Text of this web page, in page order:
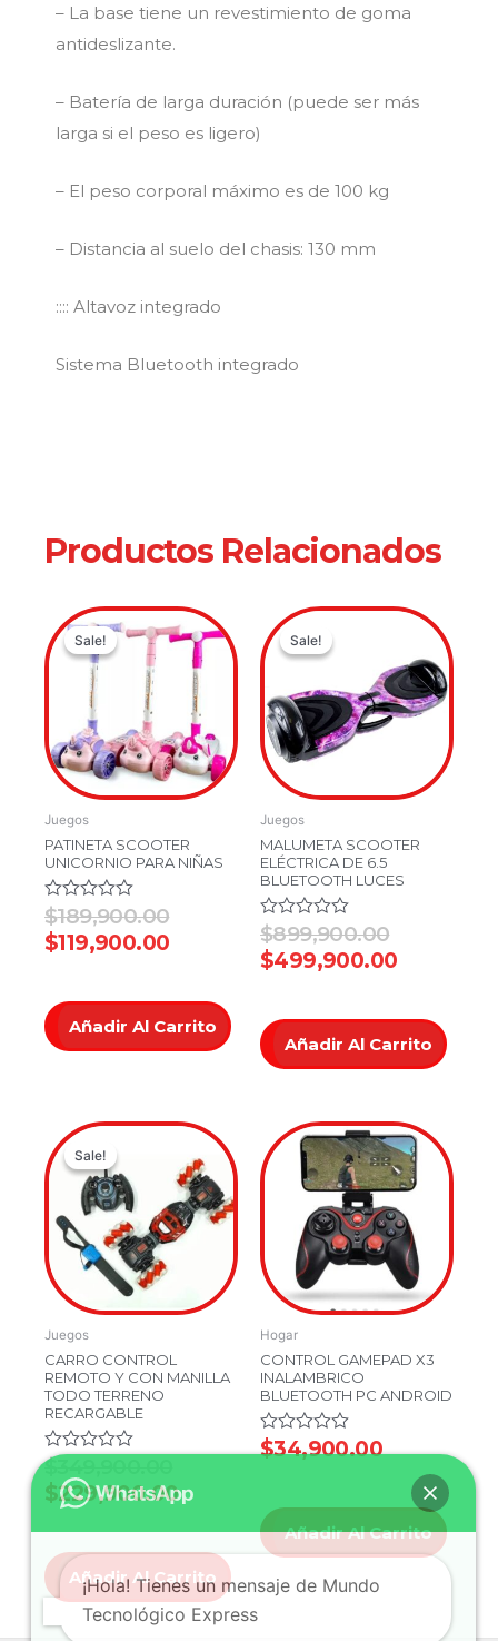
– La base tiene un revestimiento de goma
antideslizante.
– Batería de larga duración (puede ser más
larga si el peso es ligero)
– El peso corporal máximo es de 100 kg
– Distancia al suelo del chasis: 130 mm
:::: Altavoz integrado
Sistema Bluetooth integrado
Productos Relacionados
Sale!
Sale!
Juegos
PATINETA SCOOTER
UNICORNIO PARA NIÑAS
Valorado
en
0
$189,900.00
Original
price
was:
$189,900.00.
$119,900.00
Current
price
$119,900.00.
Añadir Al Carrito
Sale!
Sale!
Juegos
MALUMETA SCOOTER
ELÉCTRICA DE 6.5
BLUETOOTH LUCES
Valorado
en
0
$899,900.00
Original
price
was:
$499,900.00
Current
price
is:
Añadir Al Carrito
Sale!
Sale!
Juegos
CARRO CONTROL
REMOTO Y CON MANILLA
TODO TERRENO
RECARGABLE
Valorado
en
0
de
5
$
Original
price
was:
$349,900.00.
$229,900.00
Current
price
is:
$229,900.00.
Añadir Al Carrito
Hogar
CONTROL GAMEPAD X3
INALAMBRICO
BLUETOOTH PC ANDROID
Valorado
en
5
$34,900.00
Añadir Al Carrito
¡Hola! Tienes un mensaje de Mundo
Tecnológico Express